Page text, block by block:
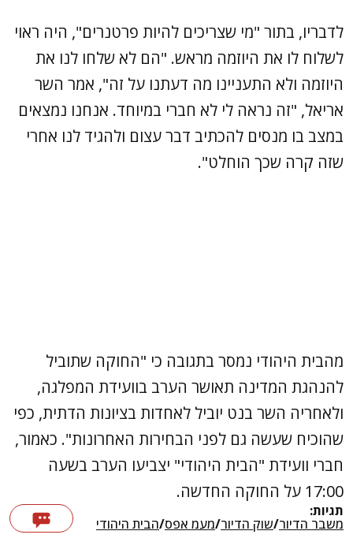
לדבריו, בתור "מי שצריכים להיות פרטנרים", היה ראוי
לשלוח לו את היוזמה מראש. "הם לא שלחו לנו את
היוזמה ולא התעניינו מה דעתנו על זה", אמר השר
אריאל, "זה נראה לי לא חברי במיוחד. אנחנו נמצאים
במצב בו מנסים להכתיב דבר עצום ולהגיד לנו אחרי
שזה קרה שכך הוחלט".
מהבית היהודי נמסר בתגובה כי "החוקה שתוביל
להנהגת המדינה תאושר הערב בוועידת המפלגה,
ולאחריה השר בנט יוביל לאחדות בציונות הדתית, כפי
שהוכיח שעשה גם לפני הבחירות האחרונות". כאמור,
חברי וועידת "הבית היהודי" יצביעו הערב בשעה
17:00 על החוקה החדשה.
תגיות:
משבר הדיור/שוק הדיור/מעמ אפס/הבית היהודי